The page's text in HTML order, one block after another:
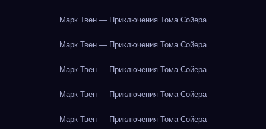
Марк Твен — Приключения Тома Сойера
Марк Твен — Приключения Тома Сойера
Марк Твен — Приключения Тома Сойера
Марк Твен — Приключения Тома Сойера
Марк Твен — Приключения Тома Сойера